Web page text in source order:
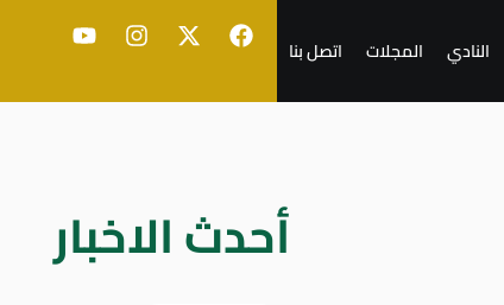
النادي المجلات اتصل بنا
أحدث الاخبار